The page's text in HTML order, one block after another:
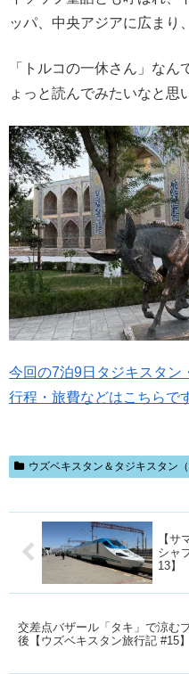
ッパ、中央アジアに広まり
「トルコの一休さん」な
ょっと読んでみたいなと思
今回の7泊9日タジキスタン
行程・旅費などはこちらで
ウズベキスタン＆タジキスタン（
【
シャ
13】
交差点バザール「タキ」で涼む
後【ウズベキスタン旅行記 #15】